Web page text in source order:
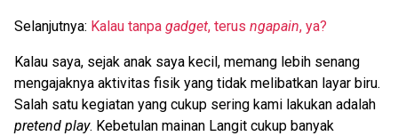
Selanjutnya: Kalau tanpa gadget, terus ngapain, ya?
Kalau saya, sejak anak saya kecil, memang lebih senang
mengajaknya aktivitas fisik yang tidak melibatkan layar biru.
Salah satu kegiatan yang cukup sering kami lakukan adalah
pretend play. Kebetulan mainan Langit cukup banyak